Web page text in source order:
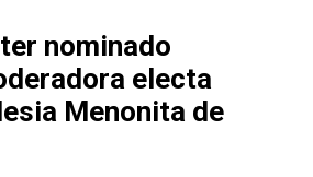
nominado
electa
Menonita de